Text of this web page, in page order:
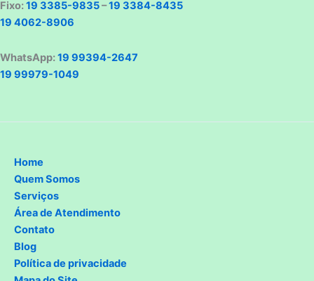
Fixo:19 3385-9835–19 3384-8435
19 4062-8906
WhatsApp:19 99394-2647
19 99979-1049
Home
Quem Somos
Serviços
Área de Atendimento
Contato
Blog
Política de privacidade